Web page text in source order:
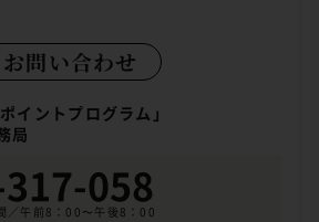
お問い合わせ
イントプログラム」
局
058
／午前8：00〜午後8：00